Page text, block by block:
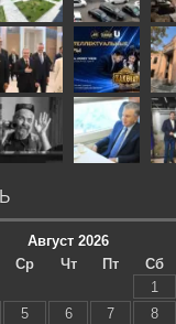
Август 2026
Ср Чт Пт Сб
1
5 6 7 8